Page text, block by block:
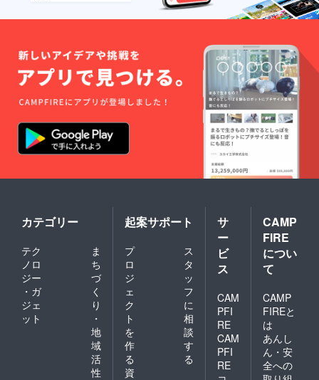
カテゴリー
テク
ノロ
ジー
・ガ
ジェ
ット
ま
ち
づ
く
り
・
地
域
活
性
起案サポート
プ
ロ
ジ
ェ
ク
ト
を
作
る
ス
タ
ッ
フ
に
相
談
す
る
資
サ
ー
ビ
ス
CAM
PFI
RE
CAM
PFI
RE
CAMP
FIRE
につい
て
CAMP
FIREと
は
あんし
ん・安
全への